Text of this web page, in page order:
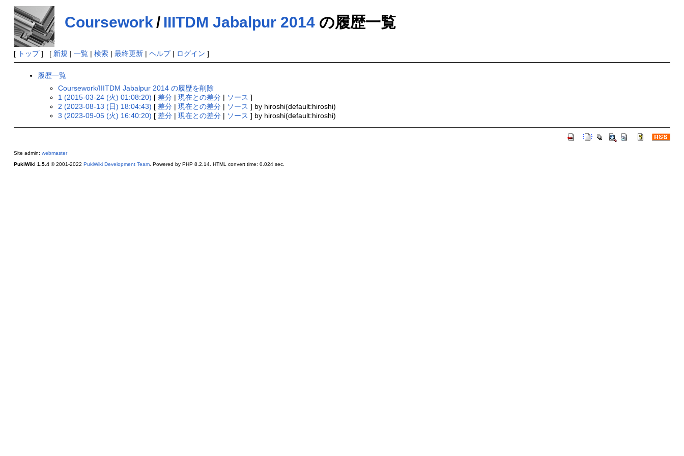
Coursework / IIITDM Jabalpur 2014の履歴一覧
[ トップ] [ 新規 | 一覧| 検索| 最終更新| ヘルプ| ログイン ]
履歴一覧
Coursework/IIITDM Jabalpur 2014 の履歴を削除
1 (2015-03-24 (火) 01:08:20) [ 差分 |現在との差分 | ソース ]
2 (2023-08-13 (日) 18:04:43) [ 差分 |現在との差分 | ソース ] by hiroshi(default:hiroshi)
3 (2023-09-05 (火) 16:40:20) [ 差分 |現在との差分 | ソース ] by hiroshi(default:hiroshi)
Site admin: webmaster
PukiWiki 1.5.4© 2001-2022 PukiWiki Development Team. Powered by PHP 8.2.14. HTML convert time: 0.024 sec.